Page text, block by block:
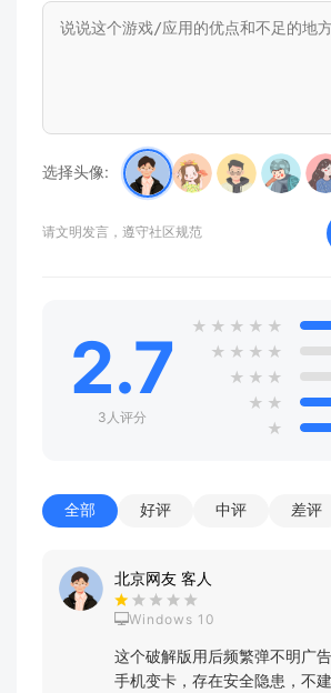
选择头像:
请文明发言，遵守社区规范
2.7
3人评分
★ ★ ★ ★ ★
★ ★ ★ ★
★ ★ ★
★ ★
★
全部 好评 中评 差评
北京网友 客人
Windows 10
这个破解版用后频繁弹不明广
手机变卡，存在安全隐患，不